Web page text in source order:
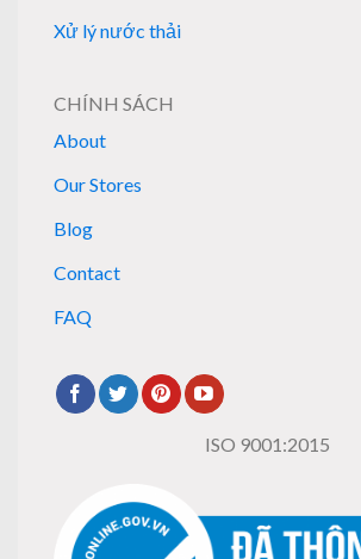
Xử lý nước thải
CHÍNH SÁCH
About
Our Stores
Blog
Contact
FAQ
ISO 9001:2015